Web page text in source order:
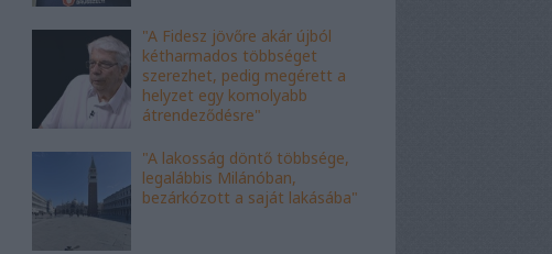
"A Fidesz jövőre akár újból
kétharmados többséget
szerezhet, pedig megérett a
helyzet egy komolyabb
átrendeződésre"
"A lakosság döntő többsége,
legalábbis Milánóban,
bezárkózott a saját lakásába"